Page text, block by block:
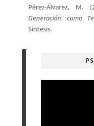
Pérez-Álvarez, M.
Generación como
Síntesis.